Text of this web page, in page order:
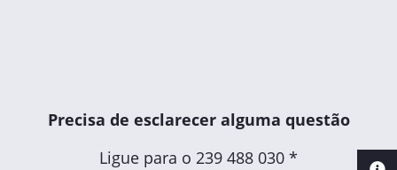
Precisa de esclarecer alguma questão
Ligue para o 239 488 030 *